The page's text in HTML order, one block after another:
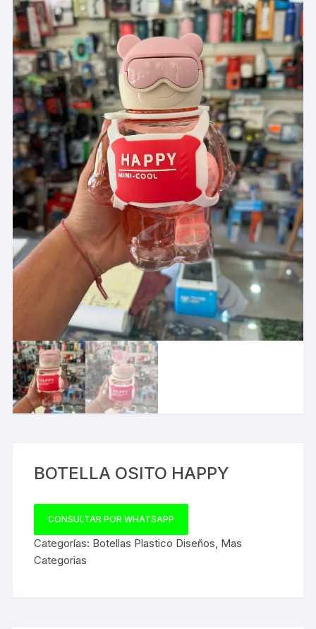
BOTELLA OSITO HAPPY
CONSULTAR POR WHATSAPP
Categorías: Botellas Plastico Diseños Mas
Categorias